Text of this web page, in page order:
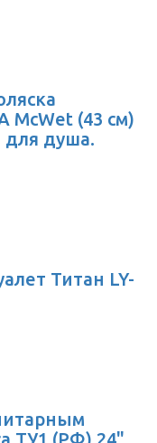
McWet (43 см)
для душа.
Титан LY-